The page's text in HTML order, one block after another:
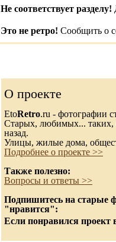
Не соответствует разделу!
Это не ретро! Сообщить о
О проекте
EtoRetro.ru - фотографии
Старых, любимых... таких,
назад.
Улицы, жилые дома,
Подробнее о проекте >>
Также полезно:
Вопросы и ответы >>
Подпишитесь на старые
"нравится":
Если понравился проект